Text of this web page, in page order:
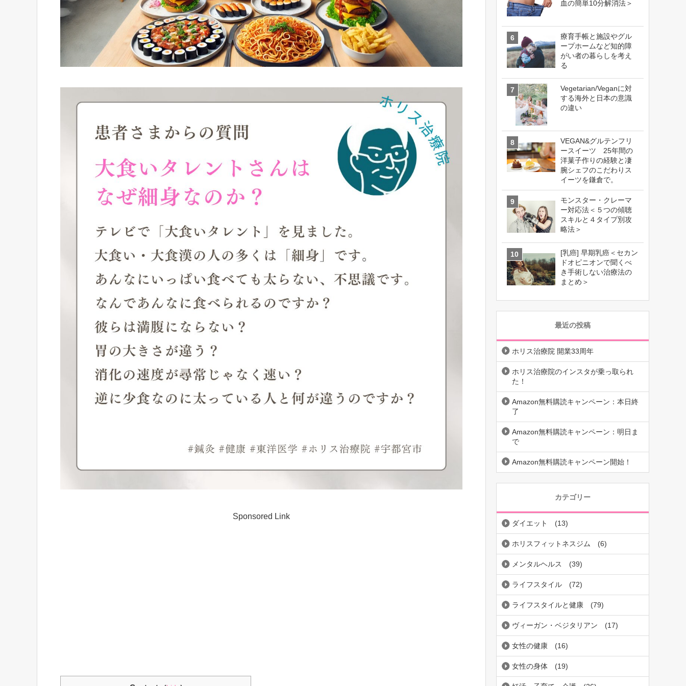
Sponsored Link
血の簡単10分解消法＞
療育手帳と施設やグル
ープホームなど知的障
がい者の暮らしを考え
る
Vegetarian/Veganに対
する海外と日本の意識
の違い
VEGAN&グルテンフリ
ースイーツ 25年間の
洋菓子作りの経験と凄
腕シェフのこだわりス
イーツを鎌倉で。
モンスター・クレーマ
ー対応法＜５つの傾聴
スキルと４タイプ別攻
略法＞
[乳癌] 早期乳癌＜セカン
ドオピニオンで聞くべ
き手術しない治療法の
まとめ＞
最近の投稿
ホリス治療院 開業33周年
ホリス治療院のインスタが乗っ取られ
た！
Amazon無料購読キャンペーン：本日終
了
Amazon無料購読キャンペーン：明日ま
で
Amazon無料購読キャンペーン開始！
カテゴリー
ダイエット (13)
ホリスフィットネスジム (6)
メンタルヘルス (39)
ライフスタイル (72)
ライフスタイルと健康 (79)
ヴィーガン・ベジタリアン (17)
女性の健康 (16)
女性の身体 (19)